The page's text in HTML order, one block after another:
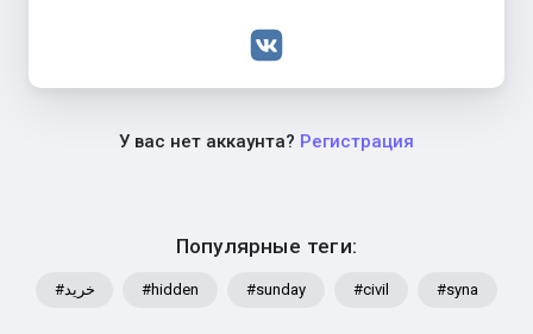
Популярные теги:
#خرید #hidden #sunday #civil #syna
У вас нет аккаунта? Регистрация